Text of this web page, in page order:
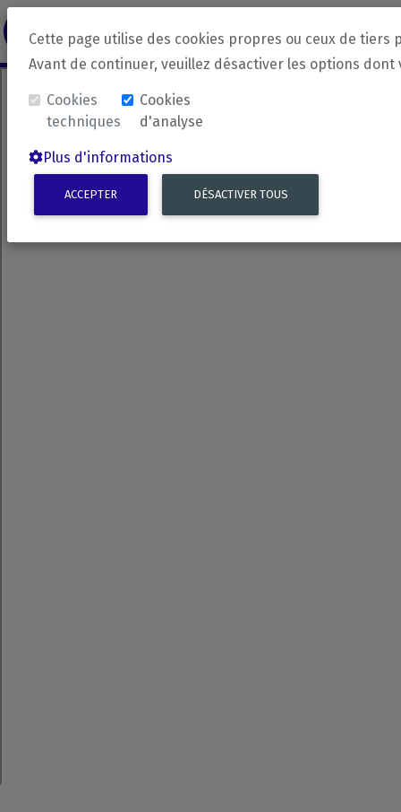
revirada Langue source Langue
Cette page utilise des cookies propres ou ceux de
Avant de continuer, veuillez désactiver les options dont
Cookies
techniques
Cookies
d'analyse
Plus d'informations
ACCEPTER DÉSACTIVER TOUS